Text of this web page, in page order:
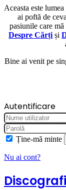
Aceasta este
ai poftă de
pasiunile care
Despre Cărțiși
Bine ai venit pe
Autentificare
Ține-mă minte
Nu ai cont?